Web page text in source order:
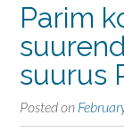
Parim
suurus
Posted on